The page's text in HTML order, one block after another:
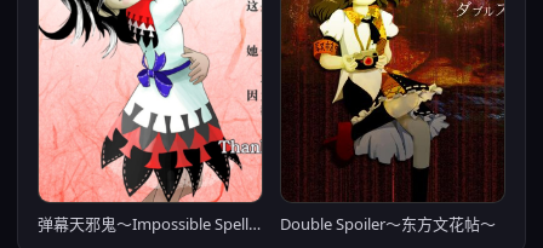
弹幕天邪鬼〜Impossible Spell Card〜 Double Spoiler～东方文花帖～